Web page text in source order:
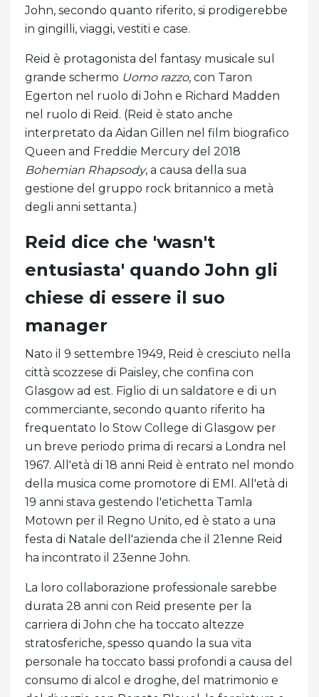
John, secondo quanto riferito, si prodigerebbe
in gingilli, viaggi, vestiti e case.
Reid è protagonista del fantasy musicale sul
grande schermo Uomo razzo, con Taron
Egerton nel ruolo di John e Richard Madden
nel ruolo di Reid. (Reid è stato anche
interpretato da Aidan Gillen nel film biografico
Queen and Freddie Mercury del 2018
Bohemian Rhapsody, a causa della sua
gestione del gruppo rock britannico a metà
degli anni settanta.)
Reid dice che 'wasn't
entusiasta' quando John gli
chiese di essere il suo
manager
Nato il 9 settembre 1949, Reid è cresciuto nella
città scozzese di Paisley, che confina con
Glasgow ad est. Figlio di un saldatore e di un
commerciante, secondo quanto riferito ha
frequentato lo Stow College di Glasgow per
un breve periodo prima di recarsi a Londra nel
1967. All'età di 18 anni Reid è entrato nel mondo
della musica come promotore di EMI. All'età di
19 anni stava gestendo l'etichetta Tamla
Motown per il Regno Unito, ed è stato a una
festa di Natale dell'azienda che il 21enne Reid
ha incontrato il 23enne John.
La loro collaborazione professionale sarebbe
durata 28 anni con Reid presente per la
carriera di John che ha toccato altezze
stratosferiche, spesso quando la sua vita
personale ha toccato bassi profondi a causa del
consumo di alcol e droghe, del matrimonio e